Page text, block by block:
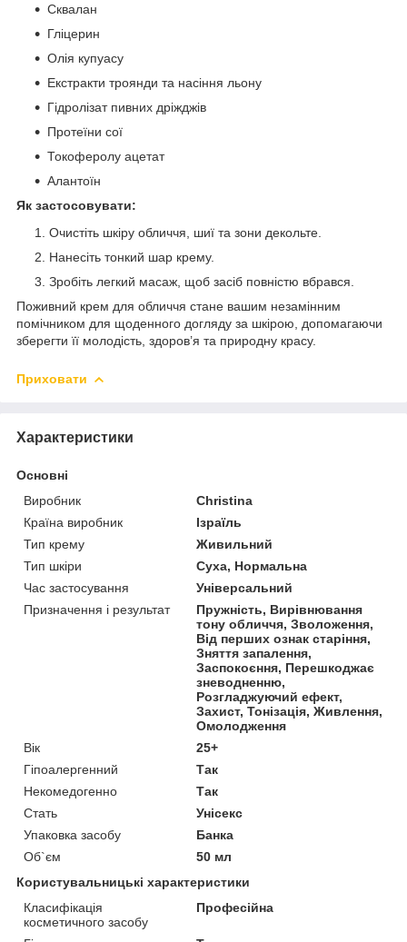
Сквалан
Гліцерин
Олія купуасу
Екстракти троянди та насіння льону
Гідролізат пивних дріжджів
Протеїни сої
Токоферолу ацетат
Алантоїн
Як застосовувати:
Очистіть шкіру обличчя, шиї та зони декольте.
Нанесіть тонкий шар крему.
Зробіть легкий масаж, щоб засіб повністю вбрався.
Поживний крем для обличчя стане вашим незамінним
помічником для щоденного догляду за шкірою, допомагаючи
зберегти її молодість, здоров’я та природну красу.
Приховати
Характеристики
Основні
Виробник
Christina
Країна виробник
Ізраїль
Тип крему
Живильний
Тип шкіри
Суха, Нормальна
Час застосування
Універсальний
Призначення і результат
Пружність, Вирівнювання
тону обличчя, Зволоження,
Від перших ознак старіння,
Зняття запалення,
Заспокоєння, Перешкоджає
зневодненню,
Розгладжуючий ефект,
Захист, Тонізація, Живлення,
Омолодження
Вік
25+
Гіпоалергенний
Так
Некомедогенно
Так
Стать
Унісекс
Упаковка засобу
Банка
Об`єм
50 мл
Користувальницькі характеристики
Класифікація
косметичного засобу
Професійна